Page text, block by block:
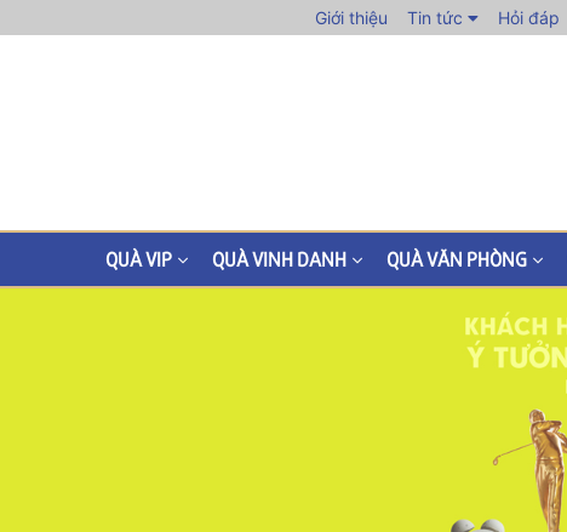
Giới thiệu Tin tức Hỏi đáp
QUÀ VIP QUÀ VINH DANH QUÀ VĂN PHÒNG